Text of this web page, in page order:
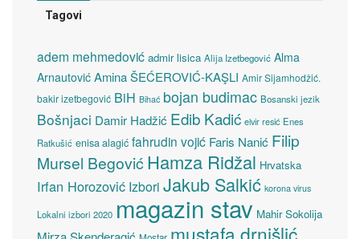
Tagovi
adem mehmedović admir lisica Alija Izetbegović Alma
Arnautović Amina ŠEĆEROVIĆ-KAŞLI Amir Sijamhodžić.
bakir izetbegović BiH Bihać bojan budimac Bosanski jezik
Bošnjaci Damir Hadžić Edib Kadić elvir resić Enes
Ratkušić enisa alagić fahrudin vojić Faris Nanić Filip
Mursel Begović Hamza Ridžal Hrvatska
Irfan Horozović Izbori Jakub Salkić korona virus
Lokalni izbori 2020 magazin stav Mahir Sokolija
mustafa drnišlić